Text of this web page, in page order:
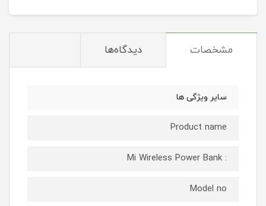
مشخصات دیدگاه‌ها
سایر ویژگی ها
Product name
: Mi Wireless Power Bank
Model no